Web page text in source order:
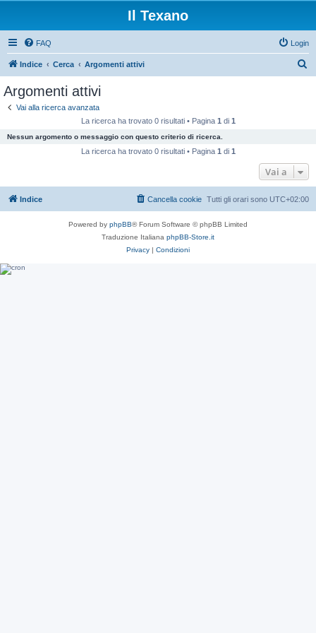
Il Texano
FAQ Login
Indice Cerca Argomenti attivi
Argomenti attivi
Vai alla ricerca avanzata
La ricerca ha trovato 0 risultati • Pagina 1 di 1
Nessun argomento o messaggio con questo criterio di ricerca.
La ricerca ha trovato 0 risultati • Pagina 1 di 1
Vai a
Indice Tutti gli orari sono UTC+02:00
Cancella cookie
Powered by phpBB® Forum Software © phpBB Limited
Traduzione Italiana phpBB-Store.it
Privacy | Condizioni